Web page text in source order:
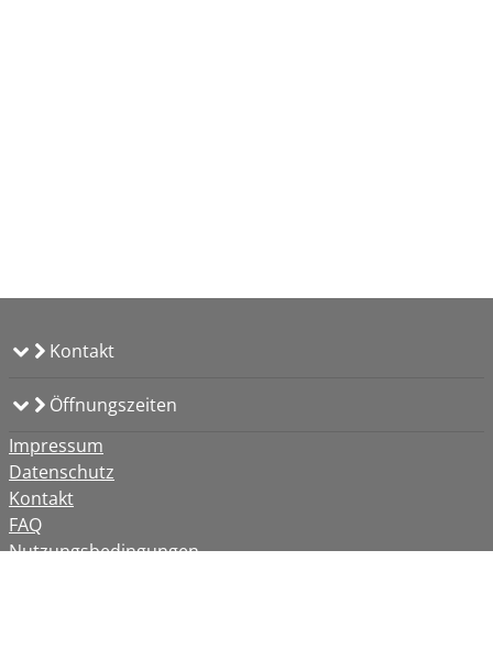
Kontakt
Öffnungszeiten
Impressum
Datenschutz
Kontakt
FAQ
Nutzungsbedingungen